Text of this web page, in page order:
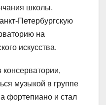
школы,
Петербургскую
на
искусства.
консерватории,
музыкой в группе
фортепиано и стал